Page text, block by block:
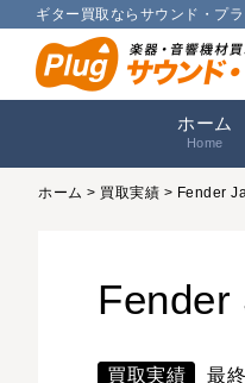
ギター買取ならサウンド・プ
ホーム
Home
ホーム > 買取実績 > Fender
Fender
買取実績 最